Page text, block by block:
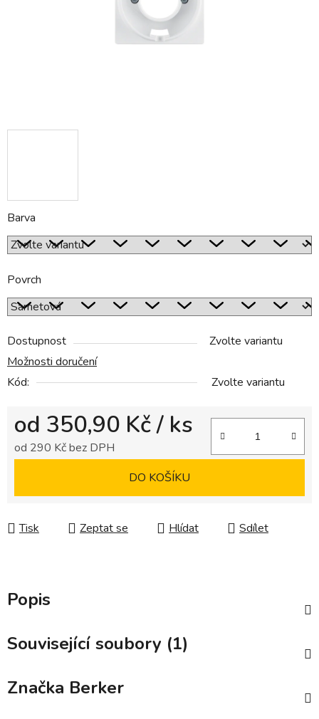
Barva
Povrch
Dostupnost
Zvolte variantu
Možnosti doručení
Kód:
Zvolte variantu
od 350,90 Kč/ ks
od 290 Kčbez DPH
DO KOŠÍKU
Tisk Zeptat se Hlídat Sdílet
Popis
Související soubory (1)
Značka Berker